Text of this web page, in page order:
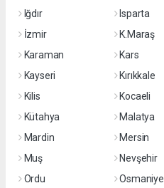
Iğdır
Isparta
İzmir
K.Maraş
Karaman
Kars
Kayseri
Kırıkkale
Kilis
Kocaeli
Kütahya
Malatya
Mardin
Mersin
Muş
Nevşehir
Ordu
Osmaniye